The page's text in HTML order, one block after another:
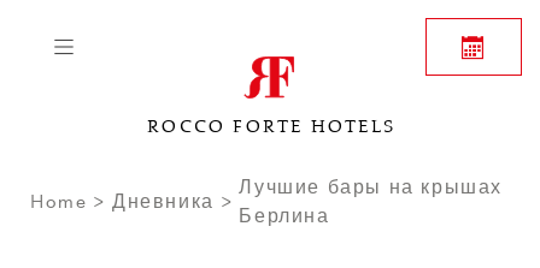
ROCCO FORTE HOTELS
Home Дневника
Лучшие бары на крышах
Берлина